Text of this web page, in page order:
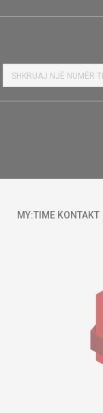
MY:TIME KONTAKT